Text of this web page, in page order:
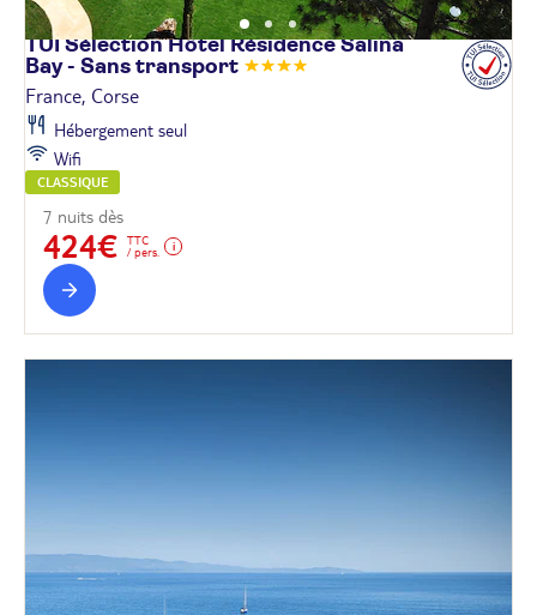
TUI Sélection Hôtel Résidence Salina
Bay - Sans transport
France, Corse
Hébergement seul
Wifi
CLASSIQUE
7 nuits dès
424€
TTC
/ pers.